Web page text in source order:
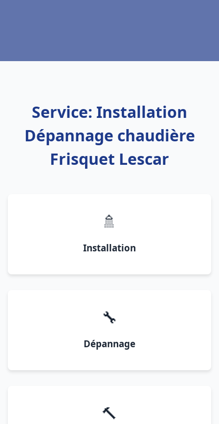
Service: Installation
Dépannage chaudière
Frisquet Lescar
🚿
Installation
🔧
Dépannage
🔨